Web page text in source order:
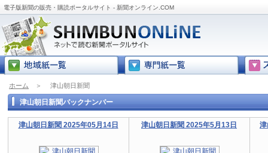
電子版新聞の販売・購読ポータルサイト - 新聞オンライン.COM
ホーム ＞ 津山朝日新聞
津山朝日新聞バックナンバー
津山朝日新聞 2025年05月14日 津山朝日新聞 2025年5月13日